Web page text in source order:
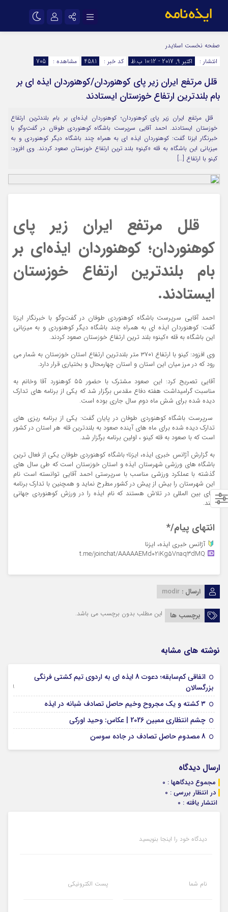
اینستاگرام
سروش
ایتا
آپارات
اپلیکیشن رمز عبور
مرا به خاطر بسپار
صفحه نخست اسلایدر
انتشار :
اکتبر 9, 2017 - 10:12 ب.ظ کد خبر : 4581 مشاهده : 705
‍ قلل مرتفع ایران زیر پای کوهنوردان/کوهنوردان ایذه ای بر
بام بلندترین ارتفاع خوزستان ایستادند
‍ قلل مرتفع ایران زیر پای کوهنوردان؛ کوهنوردان ایذه‌ای بر بام بلندترین ارتفاع
خوزستان ایستادند. احمد آقایی سرپرست باشگاه کوهنوردی طوفان در گفت‌و‌گو با
خبرنگار ایزنا گفت: کوهنوردان ایذه ای به همراه چند باشگاه دیگر کوهنوردی و به
میزبانی این باشگاه به قله «کینو» بلند ترین ارتفاع خوزستان صعود کردند. وی افزود:
کینو با ارتفاع […]
‍ قلل مرتفع ایران زیر پای
کوهنوردان؛ کوهنوردان ایذه‌ای بر
بام بلندترین ارتفاع خوزستان
ایستادند.
احمد آقایی سرپرست باشگاه کوهنوردی طوفان در گفت‌و‌گو با خبرنگار ایزنا
گفت: کوهنوردان ایذه ای به همراه چند باشگاه دیگر کوهنوردی و به میزبانی
این باشگاه به قله «کینو» بلند ترین ارتفاع خوزستان صعود کردند.
وی افزود: کینو با ارتفاع ۳۷۰۱ متر بلندترین ارتفاع استان خوزستان به شمار می
رود که در مرز میان این استان و استان چهارمحال و بختیاری قرار دارد.
آقایی تصریح کرد: این صعود مشترک با حضور ۵۵ کوهنورد آقا و‌خانم به
مناسبت گرامیداشت هفته دفاع مقدس برگزار شد که یکی از برنامه های تدارک
دیده شده برای شش ماه دوم سال جاری بوده است.
سرپرست باشگاه کوهنوردی طوفان در پایان گفت: یکی از برنامه ریزی های
تدارک دیده شده برای ماه های آینده صعود به بلندترین قله هر استان در کشور
است که با صعود به قله کینو ، اولین برنامه برگزار شد.
به گزارش آژانس خبری ایذه، ایزنا؛ باشگاه کوهنوردی طوفان یکی از فعال ترین
باشگاه های ورزشی شهرستان ایذه و استان خوزستان است که طی سال های
گذشته با عملکرد ورزشی مناسب با سرپرستی احمد آقایی توانسته است نام
این شهرستان را بیش از پیش در کشور مطرح نماید و همچنین با تدارک برنامه
های بین المللی در تلاش هستند که نام ایذه را در ورزش کوهنوردی جهانی
کنند.
انتهای پیام/*
آژانس خبری ایذه، ایزنا
ارسال : modir
برچسب ها این مطلب بدون برچسب می باشد.
نوشته های مشابه
اتفاقی کم‌سابقه؛ دعوت 8 ایذه ای به اردوی تیم کشتی فرنگی
بزرگسالان
09 جولای 2026
۳ کشته و یک مجروح وخیم حاصل تصادف شبانه در ایذه
چشم انتظاری ممبین 2026 | عکاس: وحید اورکی
8 مصدوم حاصل تصادف در جاده سوسن
ارسال دیدگاه
مجموع دیدگاهها : 0
در انتظار بررسی : 0
انتشار یافته : 0
دیدگاه خود را اینجا بنویسید
نام شما پست الکترونیکی